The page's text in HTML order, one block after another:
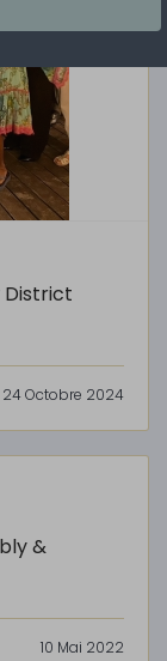
District
24 Octobre 2024
&
10 Mai 2022